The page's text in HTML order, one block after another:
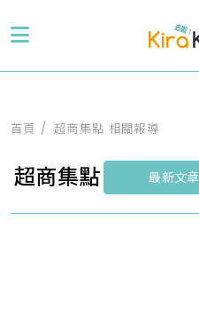
首頁 超商集點 相關報導
超商集點 最新文章